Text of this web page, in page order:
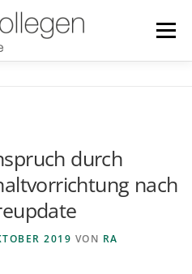
Menü
durch
nach
2019 VON RA